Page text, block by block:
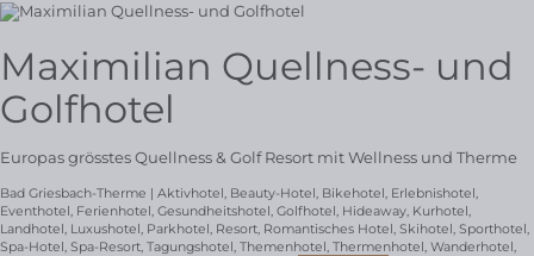
Maximilian Quellness- und
Golfhotel
Europas grösstes Quellness & Golf Resort mit Wellness und Therme
Bad Griesbach-Therme | Aktivhotel, Beauty-Hotel, Bikehotel, Erlebnishotel,
Eventhotel, Ferienhotel, Gesundheitshotel, Golfhotel, Hideaway, Kurhotel,
Landhotel, Luxushotel, Parkhotel, Resort, Romantisches Hotel, Skihotel, Sporthotel,
Spa-Hotel, Spa-Resort, Tagungshotel, Themenhotel, Thermenhotel, Wanderhotel,